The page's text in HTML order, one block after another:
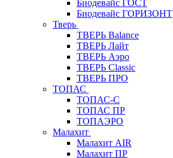
Биодевайс ГОСТ
Биодевайс ГОРИЗОНТ
Тверь
ТВЕРЬ Balance
ТВЕРЬ Лайт
ТВЕРЬ Аэро
ТВЕРЬ Classic
ТВЕРЬ ПРО
ТОПАС
ТОПАС-С
ТОПАС ПР
ТОПАЭРО
Малахит
Малахит AIR
Малахит ПР